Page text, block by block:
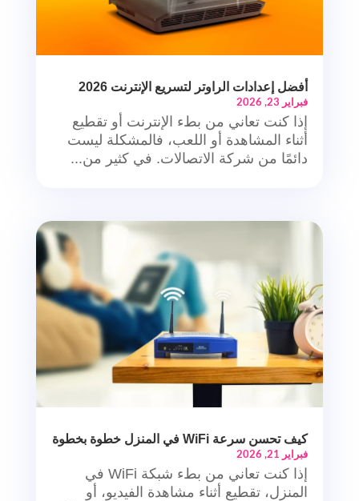
أفضل إعدادات الراوتر لتسريع الإنترنت 2026
فبراير 23, 2026
إذا كنت تعاني من بطء الإنترنت أو تقطيع
أثناء المشاهدة أو اللعب، فالمشكلة ليست
دائمًا من شركة الاتصالات. في كثير من...
كيف تحسن سرعة WiFi في المنزل خطوة بخطوة
فبراير 21, 2026
إذا كنت تعاني من بطء شبكة WiFi في
المنزل، تقطيع أثناء مشاهدة الفيديو، أو